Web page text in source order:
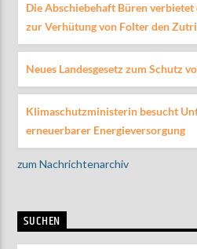
Die Abschiebehaft Büren
zur Verhütung von Folter den
Neues Landesgesetz zum Schutz
Klimaschutzministerin besucht
erneuerbarer Energieversorgung
zum Nachrichtenarchiv
SUCHEN